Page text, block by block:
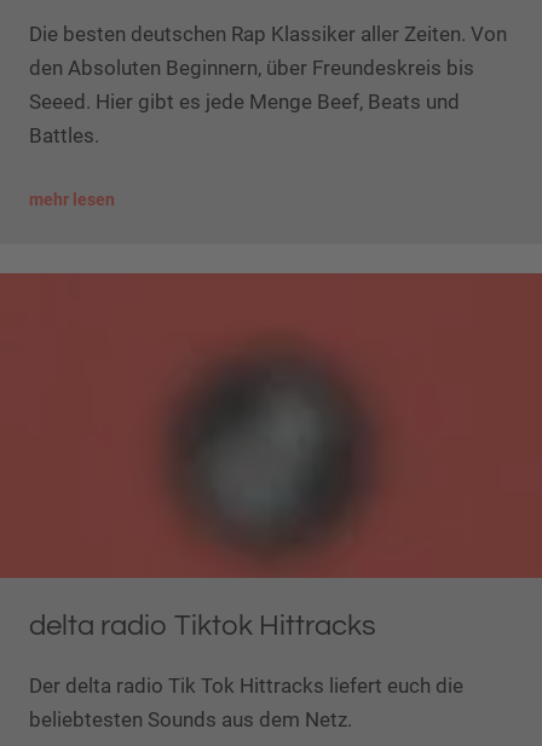
Die besten deutschen Rap Klassiker aller Zeiten. Von
den Absoluten Beginnern, über Freundeskreis bis
Seeed. Hier gibt es jede Menge Beef, Beats und
Battles.
mehr lesen
delta radio Tiktok Hittracks
Der delta radio Tik Tok Hittracks liefert euch die
beliebtesten Sounds aus dem Netz.